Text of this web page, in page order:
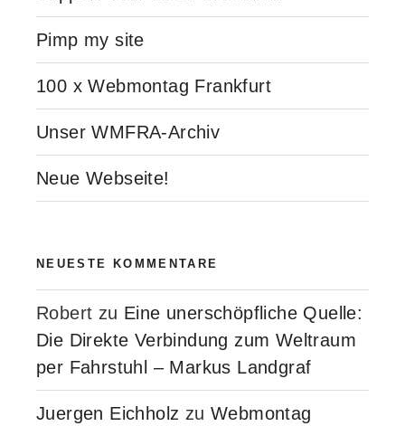
Pimp my site
100 x Webmontag Frankfurt
Unser WMFRA-Archiv
Neue Webseite!
NEUESTE KOMMENTARE
Robert zu Eine unerschöpfliche Quelle:
Die Direkte Verbindung zum Weltraum
per Fahrstuhl – Markus Landgraf
Juergen Eichholz zuWebmontag